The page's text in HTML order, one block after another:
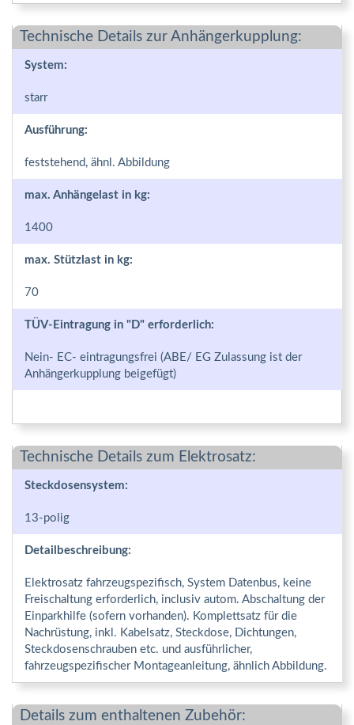
Technische Details zur Anhängerkupplung:
System:
starr
Ausführung:
feststehend, ähnl. Abbildung
max. Anhängelast in kg:
1400
max. Stützlast in kg:
70
TÜV-Eintragung in "D" erforderlich:
Nein- EC- eintragungsfrei (ABE/ EG Zulassung ist der
Anhängerkupplung beigefügt)
Technische Details zum Elektrosatz:
Steckdosensystem:
13-polig
Detailbeschreibung:
Elektrosatz fahrzeugspezifisch, System Datenbus, keine
Freischaltung erforderlich, inclusiv autom. Abschaltung der
Einparkhilfe (sofern vorhanden). Komplettsatz für die
Nachrüstung, inkl. Kabelsatz, Steckdose, Dichtungen,
Steckdosenschrauben etc. und ausführlicher,
fahrzeugspezifischer Montageanleitung, ähnlich Abbildung.
Details zum enthaltenen Zubehör: